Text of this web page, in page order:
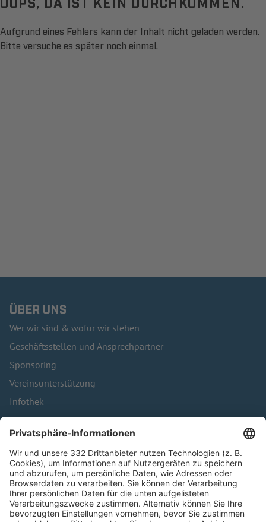
Aufgrund eines Fehlers kann der Inhalt nicht geladen werden.
Bitte versuche es später noch einmal.
ÜBER UNS
Wer wir sind & wofür wir stehen
Geschäftsstellen und Ansprechpartner
Sponsoring
Vereinsunterstützung
Infothek
Kontakt
HÄUFIG BESUCHTE SEITEN
Pässe und Vereinswechsel
Trainerausbildung
Schulungsangebot Vereinsmitarbeiter